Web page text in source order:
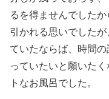
るを得ませんでした
引かれる思いでした
ていたならば、時間
っていたいと願いた
トなお風呂でした。